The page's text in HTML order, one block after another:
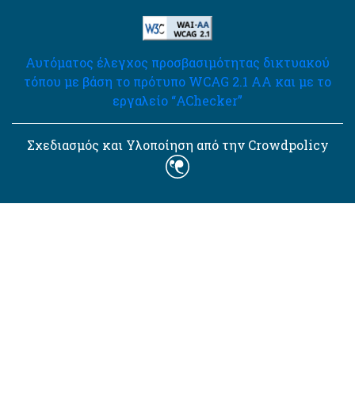
Αυτόματος έλεγχος προσβασιμότητας δικτυακού
τόπου με βάση το πρότυπο WCAG 2.1 AA και με το
εργαλείο “AChecker”
Σχεδιασμός και Υλοποίηση από την Crowdpolicy